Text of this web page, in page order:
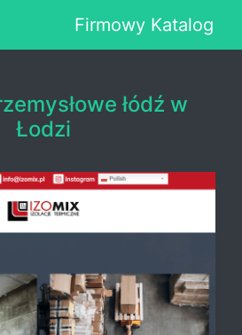
Firmowy Katalog
łódź w
Łodzi